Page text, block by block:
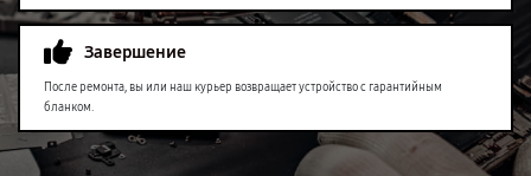
Завершение
После ремонта, вы или наш курьер возвращает устройство с гарантийным
бланком.